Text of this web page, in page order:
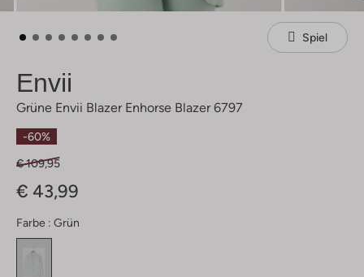
Spiel
Envii
Grüne Envii Blazer Enhorse Blazer 6797
-60%
€ 109,95
€ 43,99
Farbe : Grün